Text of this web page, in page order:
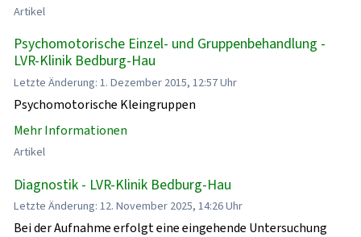
Artikel
Psychomotorische Einzel- und Gruppenbehandlung -
LVR-Klinik Bedburg-Hau
Letzte Änderung: 1. Dezember 2015, 12:57 Uhr
Psychomotorische Kleingruppen
Mehr Informationen
Artikel
Diagnostik - LVR-Klinik Bedburg-Hau
Letzte Änderung: 12. November 2025, 14:26 Uhr
Bei der Aufnahme erfolgt eine eingehende Untersuchung